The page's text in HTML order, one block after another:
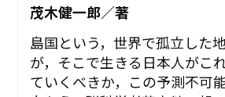
茂木健一郎／著
島国という，世界で孤立した
が，そこで生きる日本人がこ
ていくべきか，この予測不可